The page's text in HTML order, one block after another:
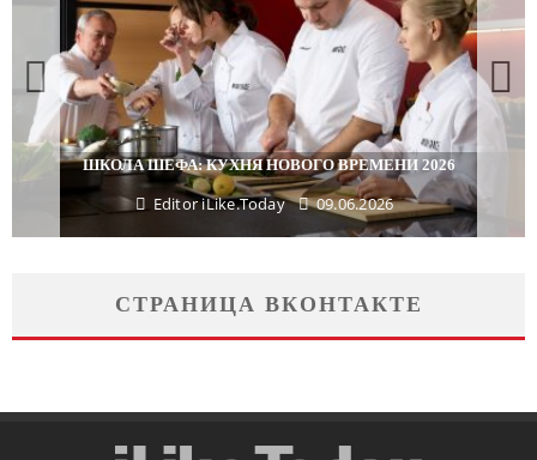
2026
ПОДАРКИ, КОТОРЫЕ ТОЧНО
МАЙСКИЕ ПРАЗДНИКИ
Editor iLike.Today
СТРАНИЦА ВКОНТАКТЕ